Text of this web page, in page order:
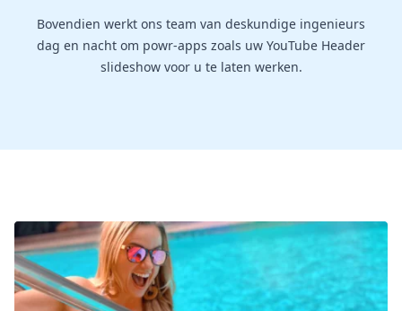
Bovendien werkt ons team van deskundige ingenieurs
dag en nacht om powr-apps zoals uw YouTube Header
slideshow voor u te laten werken.